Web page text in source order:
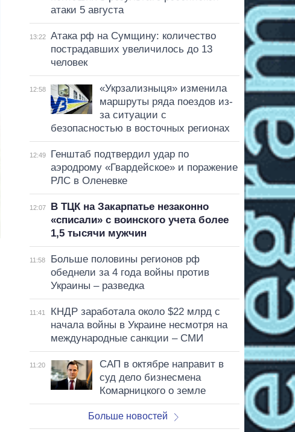
атаки 5 августа
13:22
Атака рф на Сумщину: количество
пострадавших увеличилось до 13
человек
12:58
«Укрзализныця» изменила
маршруты ряда поездов из-
за ситуации с
безопасностью в восточных регионах
12:49
Генштаб подтвердил удар по
аэродрому «Гвардейское» и поражение
РЛС в Оленевке
12:07
В ТЦК на Закарпатье незаконно
«списали» с воинского учета более
1,5 тысячи мужчин
11:58
Больше половины регионов рф
обеднели за 4 года войны против
Украины – разведка
11:41
КНДР заработала около $22 млрд с
начала войны в Украине несмотря на
международные санкции – СМИ
11:20
САП в октябре направит в
суд дело бизнесмена
Комарницкого о земле
Больше новостей